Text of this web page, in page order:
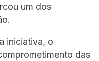
um dos
iniciativa, o
das